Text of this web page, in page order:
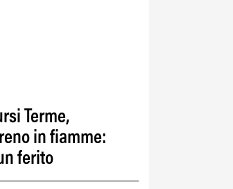
Terme,
in fiamme:
ferito